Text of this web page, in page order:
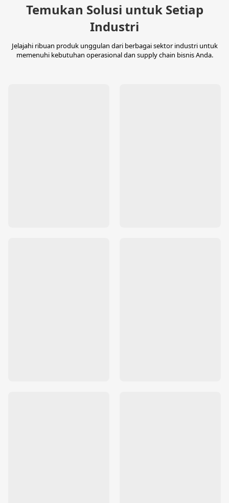
Temukan Solusi untuk Setiap
Industri
Jelajahi ribuan produk unggulan dari berbagai sektor industri untuk
memenuhi kebutuhan operasional dan supply chain bisnis Anda.